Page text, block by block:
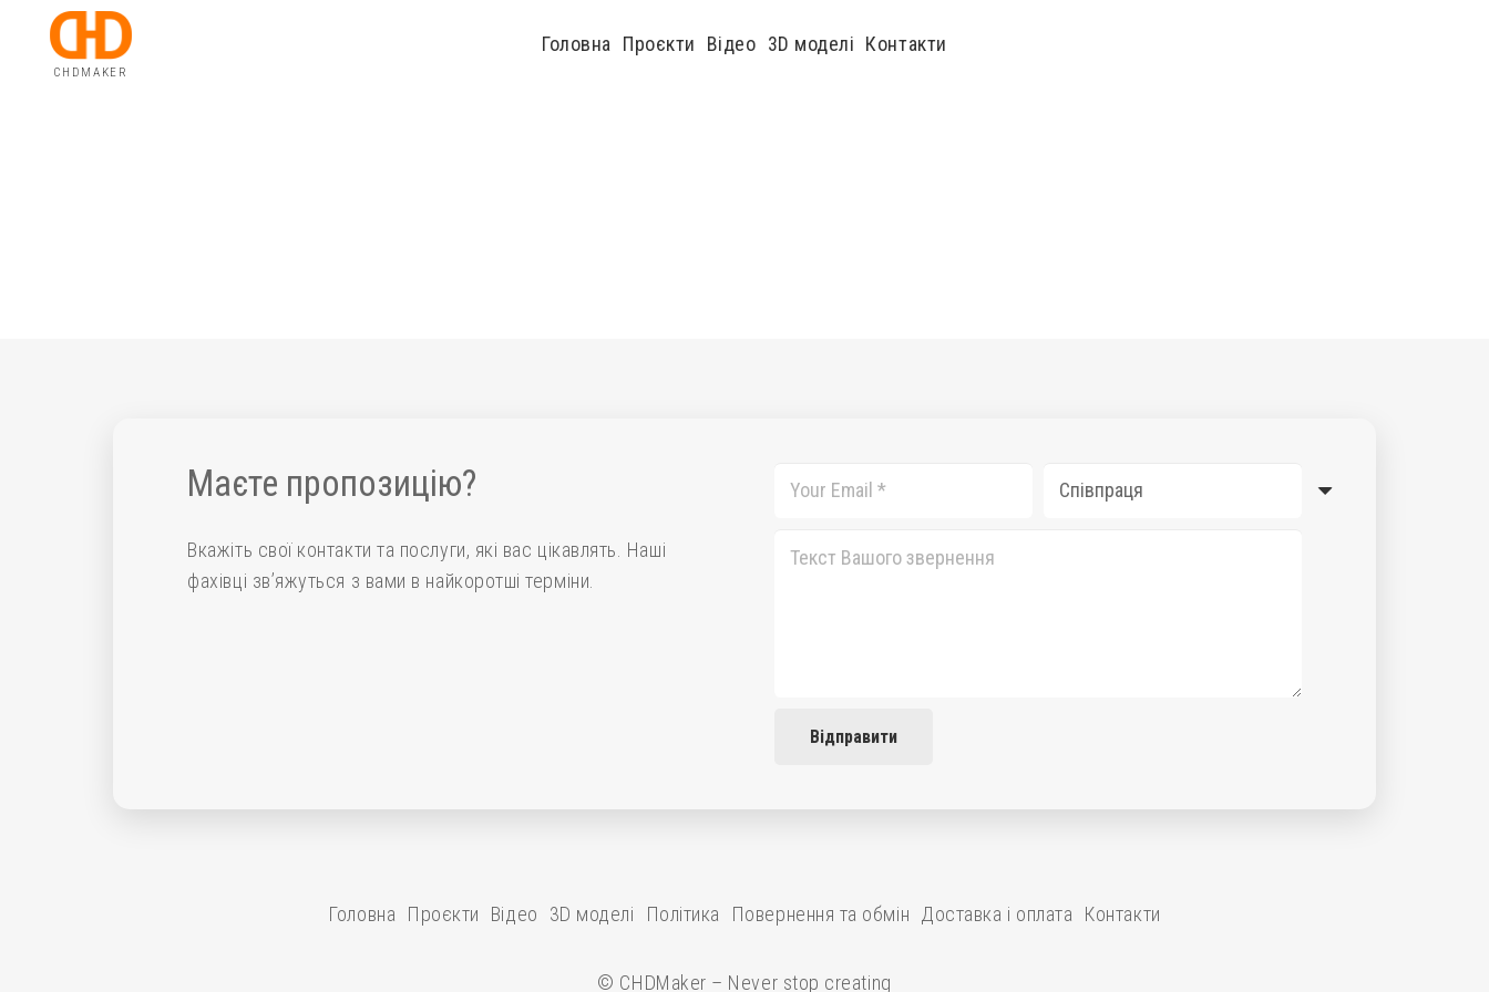
CHDMAKER
Головна Проєкти Відео 3D моделі Контакти
Маєте пропозицію?
Вкажіть свої контакти та послуги, які вас цікавлять. Наші
фахівці зв’яжуться з вами в найкоротші терміни.
Відправити
Головна Проєкти Відео 3D моделі Політика Повернення та обмін Доставка і оплата Контакти
© CHDMaker – Never stop creating